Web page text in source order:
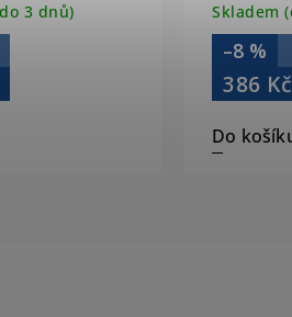
3 dnů) Skladem
–8 %
386 Kč
Do